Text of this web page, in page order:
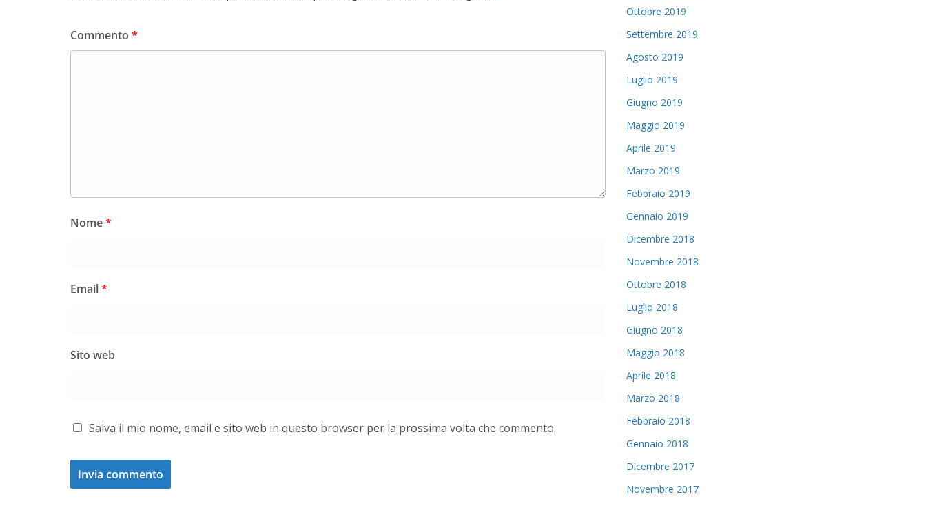
Commento *
Nome*
Email*
Sito web
Salva il mio nome, email e sito web in questo browser per la prossima volta che commento.
Ottobre 2019
Settembre 2019
Agosto 2019
Luglio 2019
Giugno 2019
Maggio 2019
Aprile 2019
Marzo 2019
Febbraio 2019
Gennaio 2019
Dicembre 2018
Novembre 2018
Ottobre 2018
Luglio 2018
Giugno 2018
Maggio 2018
Aprile 2018
Marzo 2018
Febbraio 2018
Gennaio 2018
Dicembre 2017
Novembre 2017